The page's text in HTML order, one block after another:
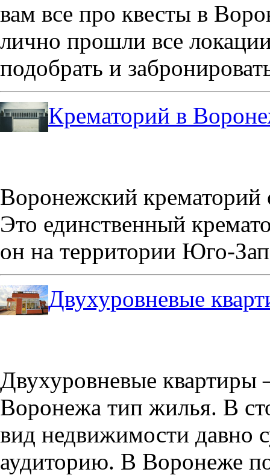
вам все про квесты в
лично прошли все
подобрать и
Крематорий в
Воронежский крематорий
Это единственный
он на территории Юго-
Двухуровневые
Двухуровневые квартиры
Воронежа тип жилья. В
вид недвижимости давно
аудиторию. В Воронеже